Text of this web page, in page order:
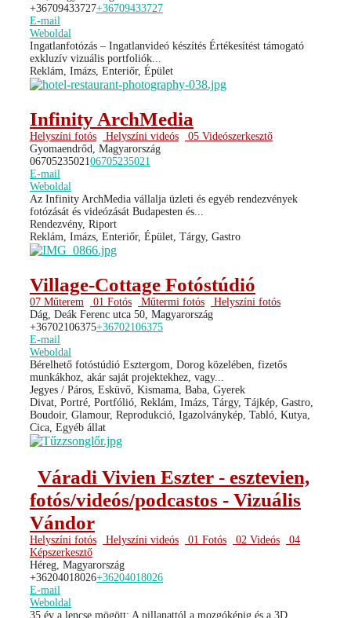
+36709433727+36709433727
E-mail
Weboldal
Ingatlanfotózás – Ingatlanvideó készítés Értékesítést támogató
exkluzív vizuális portfoliók...
Reklám, Imázs, Enteriőr, Épület
Infinity ArchMedia
Helyszíni fotós Helyszíni videós
05 Videószerkesztő
Gyomaendrőd, Magyarország
06705235021 06705235021
E-mail
Weboldal
Az Infinity ArchMedia vállalja üzleti és egyéb rendezvények
fotózását és videózását Budapesten és...
Rendezvény, Riport
Reklám, Imázs, Enteriőr, Épület, Tárgy, Gastro
Village-Cottage Fotóstúdió
07 Műterem 01 Fotós Műtermi fotós
Helyszíni fotós
Dág, Deák Ferenc utca 50, Magyarország
+36702106375+36702106375
E-mail
Weboldal
Bérelhető fotóstúdió Esztergom, Dorog közelében, fizetős
munkákhoz, akár saját projektekhez, vagy...
Jegyes / Páros, Esküvő, Kismama, Baba, Gyerek
Divat, Portré, Portfólió, Reklám, Imázs, Tárgy, Tájkép, Gastro,
Boudoir, Glamour, Reprodukció, Igazolványkép, Tabló, Kutya,
Cica, Egyéb állat
Váradi Vivien Eszter - esztevien,
fotós/videós/podcastos - Vizuális
Vándor
Helyszíni fotós Helyszíni videós 01 Fotós 02 Videós
04
Képszerkesztő
Héreg, Magyarország
+36204018026+36204018026
E-mail
Weboldal
35 év a lencse mögött: A pillanattól a mozgóképig és a 3D